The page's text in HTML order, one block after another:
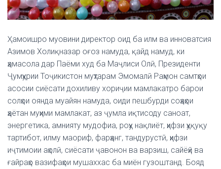
Ҳамоишро муовини директор оид ба илм ва инноватсия
Азимов Холиқназар оғоз намуда, қайд намуд, ки
ҳамасола дар Паёми худ ба Маҷлиси Олӣ, Президенти
Ҷумҳурии Тоҷикистон муҳтарам Эмомалӣ Раҳмон самтҳои
асосии сиёсати дохиливу хориҷии мамлакатро барои
солҳои оянда муайян намуда, оиди пешбурди соҳаҳои
ҳаётан муҳими мамлакат, аз ҷумла иқтисоду саноат,
энергетика, амнияту мудофиа, роҳу нақлиёт, ҳифзи ҳуқуқу
тартибот, илму маориф, фарҳанг, тандурустӣ, ҳифзи
иҷтимоии аҳолӣ, сиёсати ҷавонон ва варзиш, сайёҳӣ ва
ғайраҳо вазифаҳои мушаххас ба миён гузоштанд. Бояд